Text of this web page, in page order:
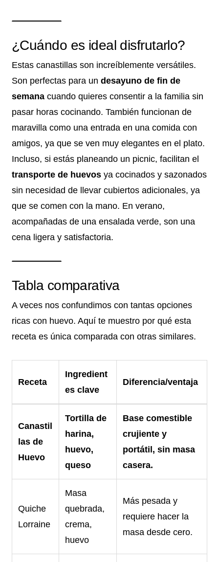
¿Cuándo es ideal disfrutarlo?
Estas canastillas son increíblemente versátiles.
Son perfectas para un desayuno de fin de
semana cuando quieres consentir a la familia sin
pasar horas cocinando. También funcionan de
maravilla como una entrada en una comida con
amigos, ya que se ven muy elegantes en el plato.
Incluso, si estás planeando un picnic, facilitan el
transporte de huevos ya cocinados y sazonados
sin necesidad de llevar cubiertos adicionales, ya
que se comen con la mano. En verano,
acompañadas de una ensalada verde, son una
cena ligera y satisfactoria.
Tabla comparativa
A veces nos confundimos con tantas opciones
ricas con huevo. Aquí te muestro por qué esta
receta es única comparada con otras similares.
Receta
Ingredient
es clave
Diferencia/ventaja
Canastil
las de
Huevo
Tortilla de
harina,
huevo,
queso
Base comestible
crujiente y
portátil, sin masa
casera.
Quiche
Lorraine
Masa
quebrada,
crema,
huevo
Más pesada y
requiere hacer la
masa desde cero.